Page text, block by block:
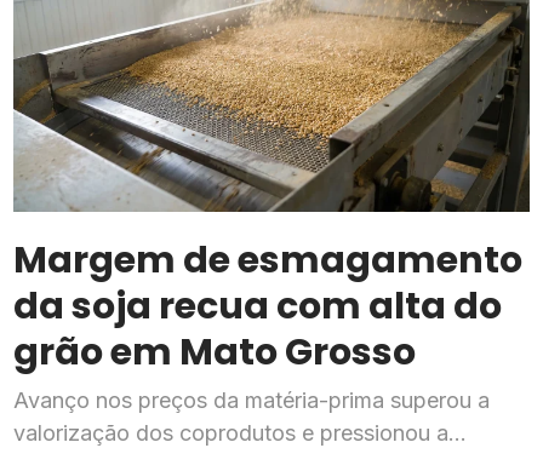
Margem de esmagamento
da soja recua com alta do
grão em Mato Grosso
Avanço nos preços da matéria-prima superou a
valorização dos coprodutos e pressionou a